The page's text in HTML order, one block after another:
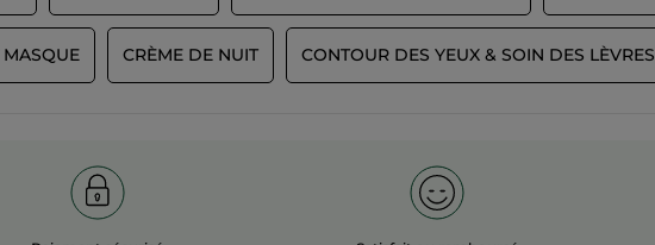
MASQUE CRÈME DE NUIT CONTOUR DES YEUX & SOIN DES LÈVRES